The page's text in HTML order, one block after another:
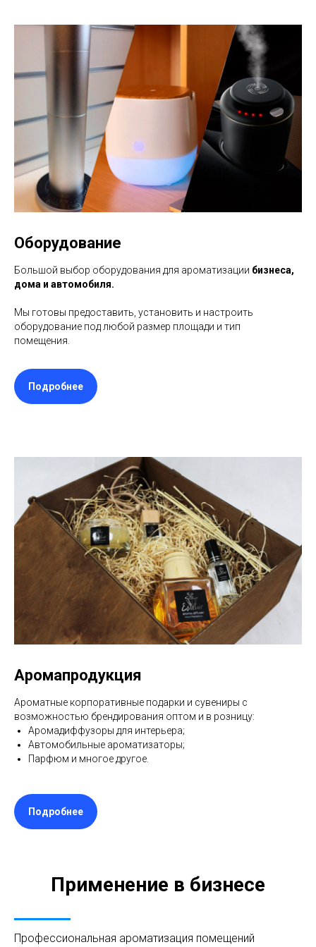
Оборудование
Большой выбор оборудования для ароматизации бизнеса,
дома и автомобиля.
Мы готовы предоставить, установить и настроить
оборудование под любой размер площади и тип
помещения.
Подробнее
Аромапродукция
Ароматные корпоративные подарки и сувениры с
возможностью брендирования оптом и в розницу:
Аромадиффузоры для интерьера;
Автомобильные ароматизаторы;
Парфюм и многое другое.
Подробнее
Применение в бизнесе
Профессиональная ароматизация помещений